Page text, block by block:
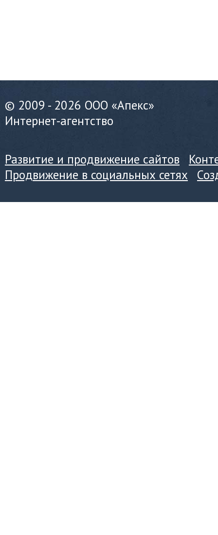
© 2009 - 2026 ООО «Апекс»
Интернет-агентство
Развитие и продвижение сайтов
Продвижение в социальных сетях